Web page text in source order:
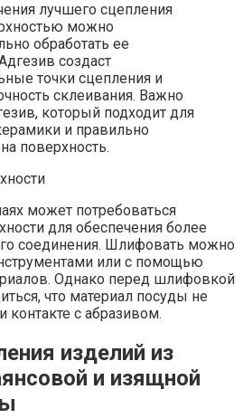
лучшего сцепления
можно
обработать ее
создаст
точки сцепления и
склеивания. Важно
который подходит для
и правильно
поверхность.
может потребоваться
для обеспечения более
соединения. Шлифовать можно
или с помощью
Однако перед шлифовкой
что материал посуды не
контакте с абразивом.
изделий из
и изящной